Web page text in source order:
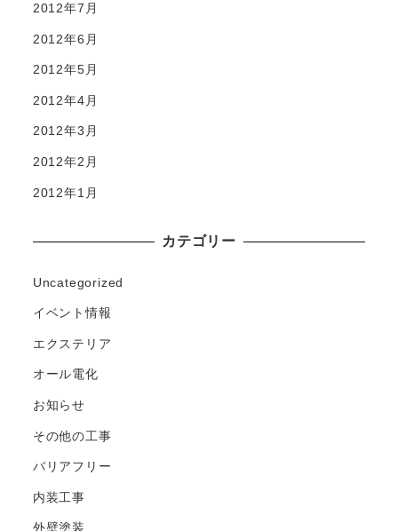
2012年7月
2012年6月
2012年5月
2012年4月
2012年3月
2012年2月
2012年1月
カテゴリー
Uncategorized
イベント情報
エクステリア
オール電化
お知らせ
その他の工事
バリアフリー
内装工事
外壁塗装